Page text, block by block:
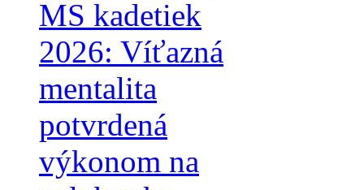
MS kadetiek
2026: Víťazná
mentalita
potvrdená
výkonom na